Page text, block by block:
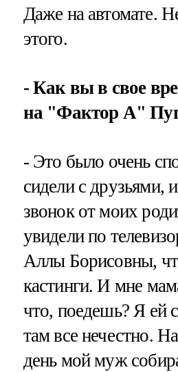
Даже на автомате.
этого.
- Как вы в свое
на "Фактор А"
- Это было очень
сидели с друзьями,
звонок от моих
увидели по
Аллы Борисовны,
кастинги. И мне
что, поедешь? Я ей
там все нечестно.
день мой муж